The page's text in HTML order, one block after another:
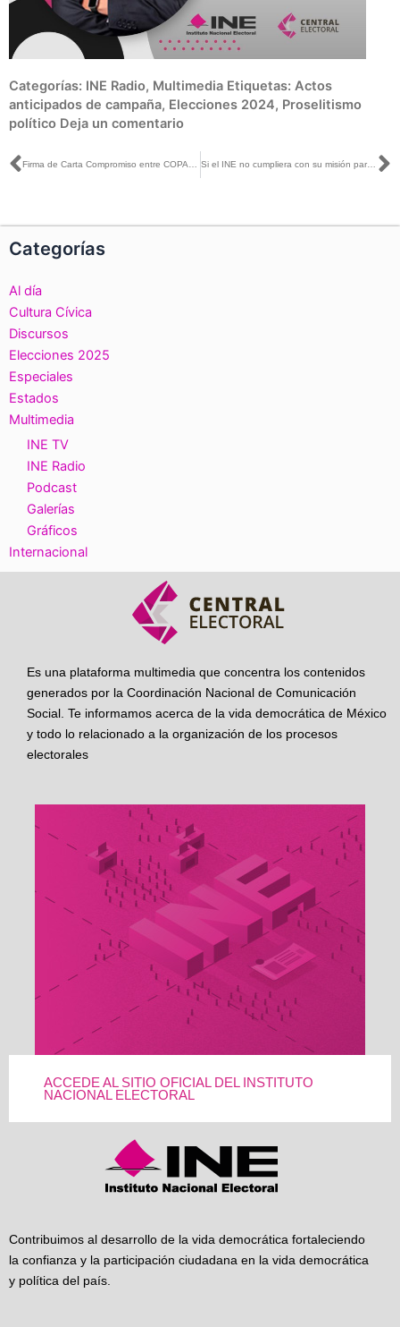
Categorías: INE Radio, Multimedia Etiquetas: Actos
anticipados de campaña, Elecciones 2024, Proselitismo
político Deja un comentario
Ant Si el INE no cumpliera con su misión para no recibir críticas estaría traicionando el sentido que tiene la construcción de árbitro electoral autónomo: Ciro Murayama con Azucena Uresti
Categorías
Al día
Cultura Cívica
Discursos
Elecciones 2025
Especiales
Estados
Multimedia
INE TV
INE Radio
Podcast
Galerías
Gráficos
Internacional
Es una plataforma multimedia que concentra los contenidos
generados por la Coordinación Nacional de Comunicación
Social. Te informamos acerca de la vida democrática de México
y todo lo relacionado a la organización de los procesos
electorales
ACCEDE AL SITIO OFICIAL DEL INSTITUTO
NACIONAL ELECTORAL
Contribuimos al desarrollo de la vida democrática fortaleciendo
la confianza y la participación ciudadana en la vida democrática
y política del país.